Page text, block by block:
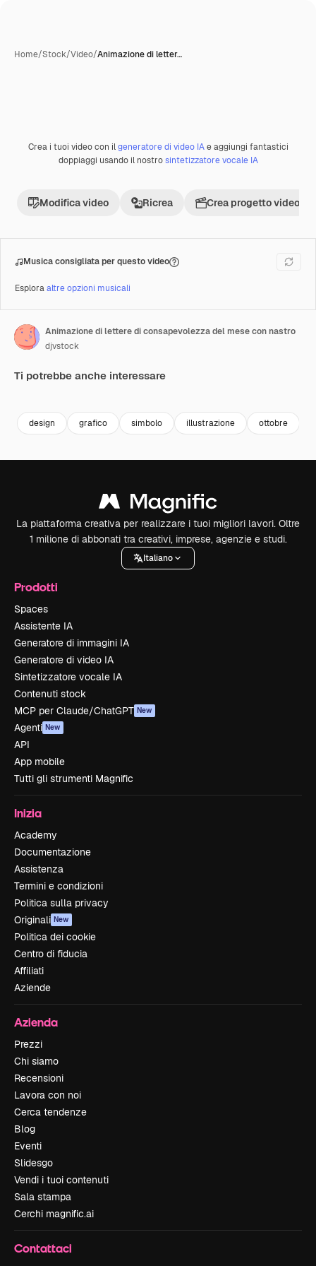
Home/Stock/Video/Animazione di letter…
Premium
Crea i tuoi video con ilgeneratore di video IAe aggiungi fantastici
doppiaggi usando il nostrosintetizzatore vocale IA
Modifica video Ricrea Crea progetto video
Musica consigliata per questo video
Esploraaltre opzioni musicali
Animazione di lettere di consapevolezza del mese con nastro
djvstock
Ti potrebbe anche interessare
design grafico simbolo illustrazione ottobre
La piattaforma creativa per realizzare i tuoi migliori lavori. Oltre
1 milione di abbonati tra creativi, imprese, agenzie e studi.
Italiano
Prodotti
Spaces
Assistente IA
Generatore di immagini IA
Generatore di video IA
Sintetizzatore vocale IA
Contenuti stock
MCP per Claude/ChatGPT New
Agenti New
API
App mobile
Tutti gli strumenti Magnific
Inizia
Academy
Documentazione
Assistenza
Termini e condizioni
Politica sulla privacy
Originali New
Politica dei cookie
Centro di fiducia
Affiliati
Aziende
Azienda
Prezzi
Chi siamo
Recensioni
Lavora con noi
Cerca tendenze
Blog
Eventi
Slidesgo
Vendi i tuoi contenuti
Sala stampa
Cerchi magnific.ai
Contattaci